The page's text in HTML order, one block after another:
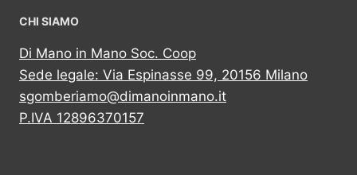
CHI SIAMO
Di Mano in Mano Soc. Coop
Sede legale: Via Espinasse 99, 20156 Milano
sgomberiamo@dimanoinmano.it
P.IVA 12896370157